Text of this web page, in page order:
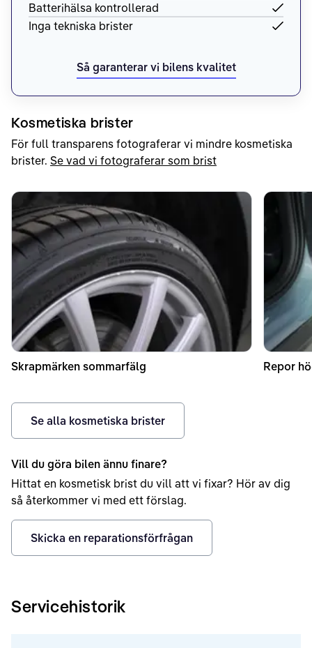
Batterihälsa kontrollerad
Inga tekniska brister
Så garanterar vi bilens kvalitet
Kosmetiska brister
För full transparens fotograferar vi mindre kosmetiska
brister. Se vad vi fotograferar som brist
Skrapmärken sommarfälg Repor
Se alla kosmetiska brister
Vill du göra bilen ännu finare?
Hittat en kosmetisk brist du vill att vi fixar? Hör av dig
så återkommer vi med ett förslag.
Skicka en reparationsförfrågan
Servicehistorik